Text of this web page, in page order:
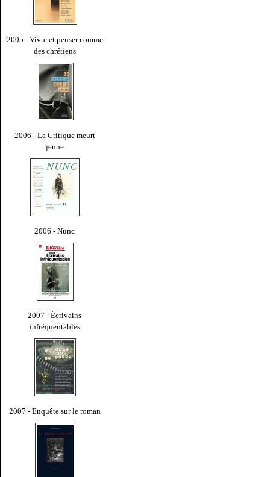
2005 - Vivre et penser comme
des chrétiens
2006 - La Critique meurt
jeune
2006 - Nunc
2007 - Écrivains
infréquentables
2007 - Enquête sur le roman